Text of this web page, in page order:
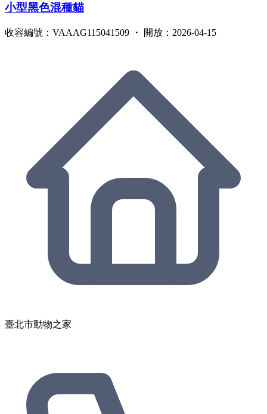
小型黑色混種貓
收容編號：VAAAG115041509 ・ 開放：2026-04-15
臺北市動物之家